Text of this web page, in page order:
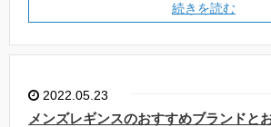
続きを読む
2022.05.23
メンズレギンスのおすすめブランドと